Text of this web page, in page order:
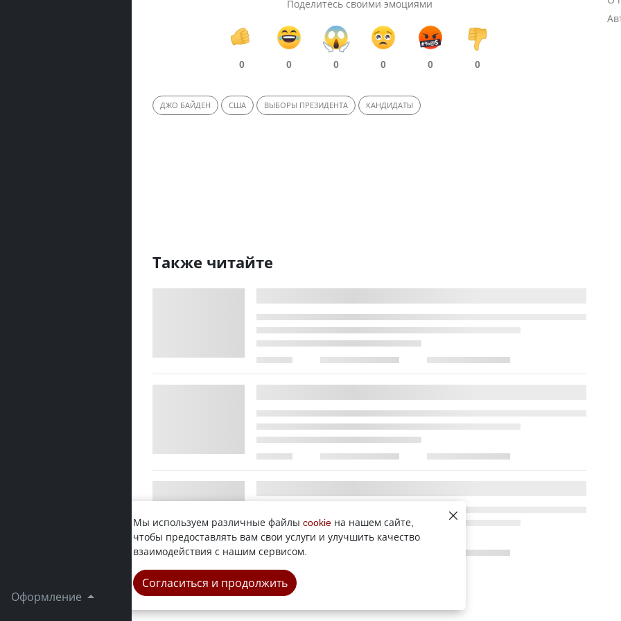
Оформление
Поделитесь своими эмоциями
0 0 0 0 0 0
ДЖО БАЙДЕН США ВЫБОРЫ ПРЕЗИДЕНТА КАНДИДАТЫ
Также читайте
Мы используем различные файлы cookie на нашем сайте,
чтобы предоставлять вам свои услуги и улучшить качество
взаимодействия с нашим сервисом.
Согласиться и продолжить